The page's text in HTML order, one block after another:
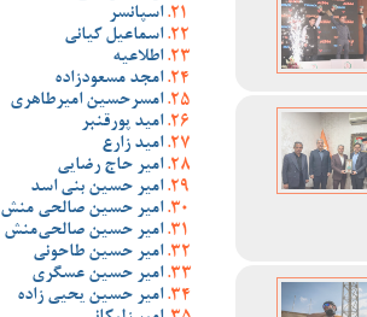
اسپانسر
اسماعیل کیانی
اطلاعیه
امجد مسعودزاده
امسرحسین امیرطاهری
امید پورقنبر
امید زارع
امیر حاج رضایی
امیر حسین بنی اسد
امیر حسین صالحی منش
امیر حسین صالحی‌منش
امیر حسین طاحونی
امیر حسین عسگری
امیر حسین یحیی زاده